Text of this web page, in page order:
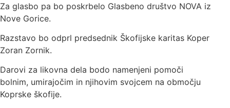
Za glasbo pa bo poskrbelo Glasbeno društvo NOVA iz
Nove Gorice.
Razstavo bo odprl predsednik Škofijske karitas Koper
Zoran Zornik.
Darovi za likovna dela bodo namenjeni pomoči
bolnim, umirajočim in njihovim svojcem na območju
Koprske škofije.